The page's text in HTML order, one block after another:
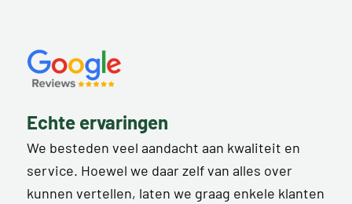
Echte ervaringen
We besteden veel aandacht aan kwaliteit en
service. Hoewel we daar zelf van alles over
kunnen vertellen, laten we graag enkele klanten